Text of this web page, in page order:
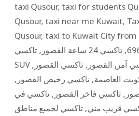
taxi Qusour, taxi for students
Qusour, taxi near me Kuwait,
Qusour, taxi to Kuwait City from
, تاكسي 24 ساعة القصور , تاكسي
آمن القصور , تاكسي القصور ,
العاصمة, تاكسي رخيص القصور ,
, تاكسي فاخر القصور , تاكسي في
قريب مني, تاكسي لجميع مناطق